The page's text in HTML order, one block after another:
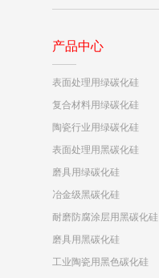
产品中心
表面处理用绿碳化硅
复合材料用绿碳化硅
陶瓷行业用绿碳化硅
表面处理用黑碳化硅
磨具用绿碳化硅
冶金级黑碳化硅
耐磨防腐涂层用黑碳化硅
磨具用黑碳化硅
工业陶瓷用黑色碳化硅